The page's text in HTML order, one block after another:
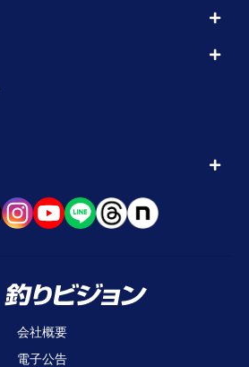
会社概要
電子公告